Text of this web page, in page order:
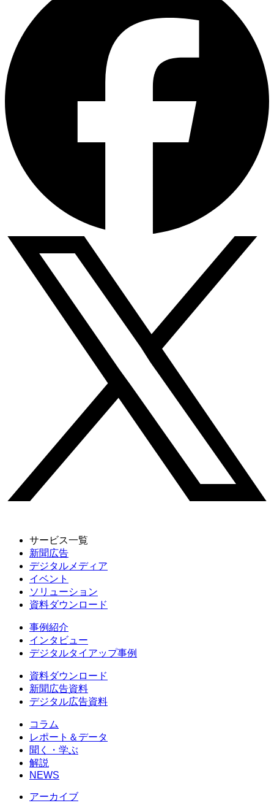
サービス一覧
新聞広告
デジタルメディア
イベント
ソリューション
資料ダウンロード
事例紹介
インタビュー
デジタルタイアップ事例
資料ダウンロード
新聞広告資料
デジタル広告資料
コラム
レポート＆データ
聞く・学ぶ
解説
NEWS
アーカイブ